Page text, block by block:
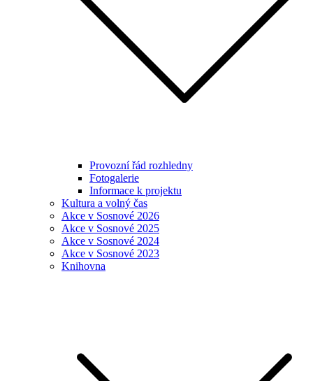
Provozní řád rozhledny
Fotogalerie
Informace k projektu
Kultura a volný čas
Akce v Sosnové 2026
Akce v Sosnové 2025
Akce v Sosnové 2024
Akce v Sosnové 2023
Knihovna